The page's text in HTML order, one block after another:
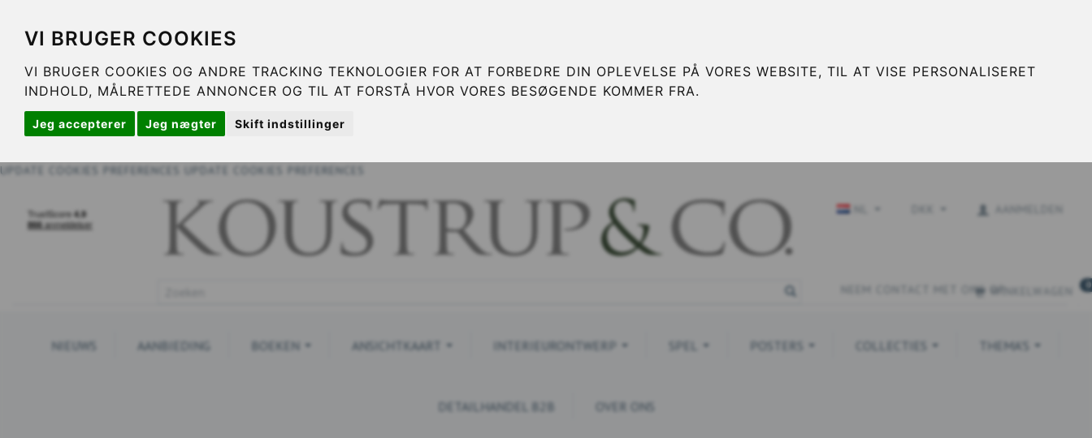
VI BRUGER COOKIES
VI BRUGER COOKIES OG ANDRE TRACKING TEKNOLOGIER FOR AT FORBEDRE DIN OPLEVELSE PÅ VORES WEBSITE, TIL AT VISE PERSONALISERET
INDHOLD, MÅLRETTEDE ANNONCER OG TIL AT FORSTÅ HVOR VORES BESØGENDE KOMMER FRA.
Jeg accepterer Jeg nægter Skift indstillinger
UPDATE COOKIES PREFERENCES UPDATE COOKIES PREFERENCES
NEEM CONTACT MET ONS OPWINKELWAGEN 0
NIEUWS AANBIEDING BOEKEN ANSICHTKAART INTERIEURONTWERP SPEL POSTERS COLLECTIES THEMA'S
DETAILHANDEL B2B OVER ONS